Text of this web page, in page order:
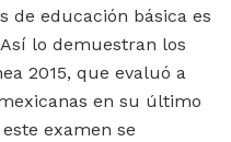
de educación básica es
lo demuestran los
2015, que evaluó a
en su último
examen se